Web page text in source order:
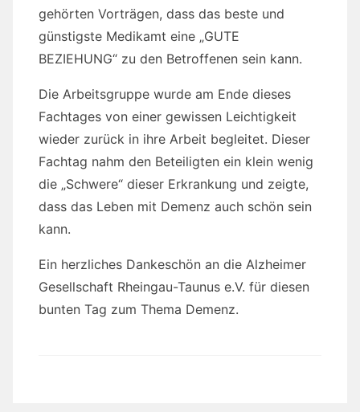
gehörten Vorträgen, dass das beste und
günstigste Medikamt eine „GUTE
BEZIEHUNG“ zu den Betroffenen sein kann.
Die Arbeitsgruppe wurde am Ende dieses
Fachtages von einer gewissen Leichtigkeit
wieder zurück in ihre Arbeit begleitet. Dieser
Fachtag nahm den Beteiligten ein klein wenig
die „Schwere“ dieser Erkrankung und zeigte,
dass das Leben mit Demenz auch schön sein
kann.
Ein herzliches Dankeschön an die Alzheimer
Gesellschaft Rheingau-Taunus e.V. für diesen
bunten Tag zum Thema Demenz.